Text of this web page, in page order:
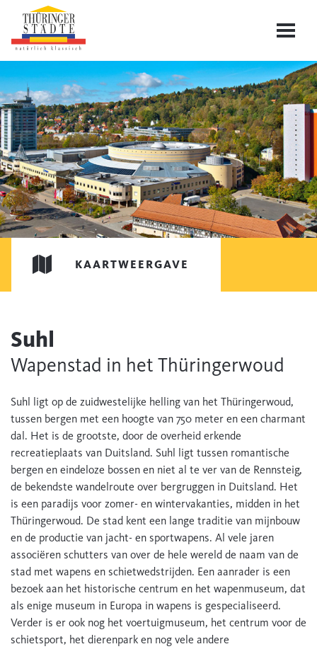
KAARTWEERGAVE
Suhl
Wapenstad in het Thüringerwoud
Suhl ligt op de zuidwestelijke helling van het Thüringerwoud,
tussen bergen met een hoogte van 750 meter en een charmant
dal. Het is de grootste, door de overheid erkende
recreatieplaats van Duitsland. Suhl ligt tussen romantische
bergen en eindeloze bossen en niet al te ver van de Rennsteig,
de bekendste wandelroute over bergruggen in Duitsland. Het
is een paradijs voor zomer- en wintervakanties, midden in het
Thüringerwoud. De stad kent een lange traditie van mijnbouw
en de productie van jacht- en sportwapens. Al vele jaren
associëren schutters van over de hele wereld de naam van de
stad met wapens en schietwedstrijden. Een aanrader is een
bezoek aan het historische centrum en het wapenmuseum, dat
als enige museum in Europa in wapens is gespecialiseerd.
Verder is er ook nog het voertuigmuseum, het centrum voor de
schietsport, het dierenpark en nog vele andere